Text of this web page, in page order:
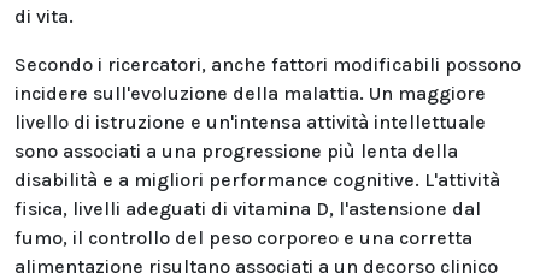
di vita.
Secondo i ricercatori, anche fattori modificabili possono
incidere sull'evoluzione della malattia. Un maggiore
livello di istruzione e un'intensa attività intellettuale
sono associati a una progressione più lenta della
disabilità e a migliori performance cognitive. L'attività
fisica, livelli adeguati di vitamina D, l'astensione dal
fumo, il controllo del peso corporeo e una corretta
alimentazione risultano associati a un decorso clinico